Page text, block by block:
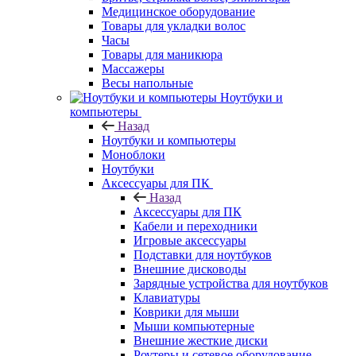
Медицинское оборудование
Товары для укладки волос
Часы
Товары для маникюра
Массажеры
Весы напольные
Ноутбуки и
компьютеры
Назад
Ноутбуки и компьютеры
Моноблоки
Ноутбуки
Аксессуары для ПК
Назад
Аксессуары для ПК
Кабели и переходники
Игровые аксессуары
Подставки для ноутбуков
Внешние дисководы
Зарядные устройства для ноутбуков
Клавиатуры
Коврики для мыши
Мыши компьютерные
Внешние жесткие диски